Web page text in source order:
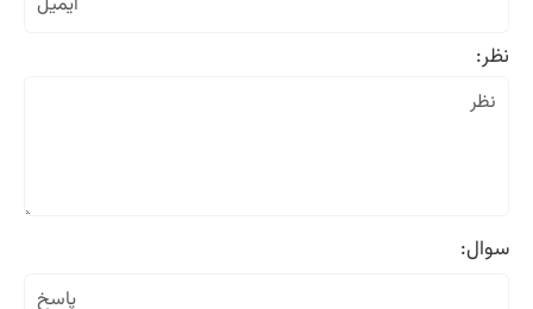
نظر:
سوال: